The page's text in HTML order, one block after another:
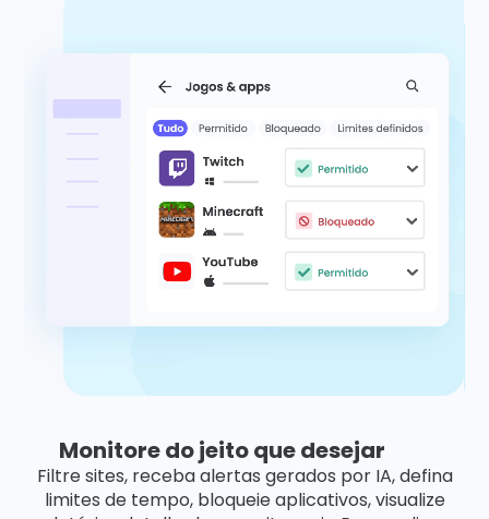
Monitore do jeito que desejar
Filtre sites, receba alertas gerados por IA, defina
limites de tempo, bloqueie aplicativos, visualize